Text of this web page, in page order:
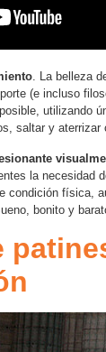
. La belleza
(e incluso
utilizando
saltar y aterrizar
la necesidad
condición física,
bonito y